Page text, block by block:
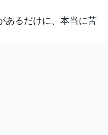
あるだけに、本当に苦